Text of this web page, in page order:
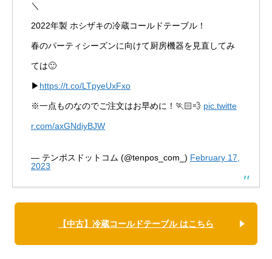
＼
2022年製 ホシザキの冷蔵コールドテーブル！
春のパーティシーズンに向けて厨房機器を見直してみ
ては🙂
▶ https://t.co/LTpyeUxFxo
※一点ものなのでご注文はお早めに！🏃🏻💨 pic.twitte
r.com/axGNdiyBJW
— テンポスドットコム (@tenpos_com_) February 17,
2023
【中古】冷蔵コールドテーブル はこちら